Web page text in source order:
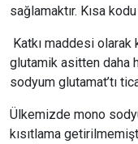
sağlamaktır. Kısa
Katkı maddesi olarak
glutamik asitten daha
sodyum glutamat’tı
Ülkemizde mono
kısıtlama